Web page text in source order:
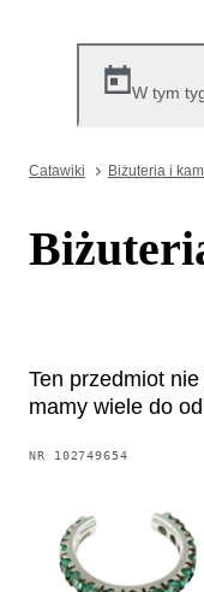
W tym
Catawiki Biżuteria i
Ten przedmiot
mamy wiele do
NR 102749654